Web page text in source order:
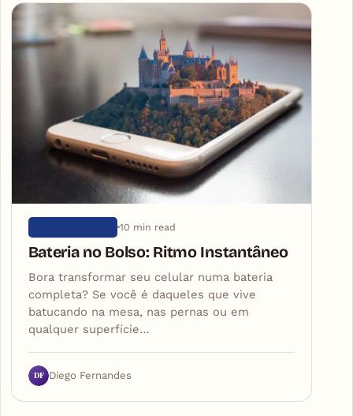
10 min read
Bateria no Bolso: Ritmo Instantâneo
Bora transformar seu celular numa bateria
completa? Se você é daqueles que vive
batucando na mesa, nas pernas ou em
qualquer superfície…
DF Diego Fernandes